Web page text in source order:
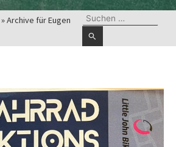
»Archive für Eugen
Suchen
nach: